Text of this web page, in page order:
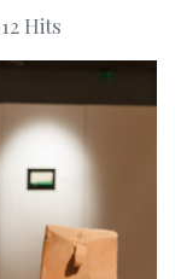
Hits